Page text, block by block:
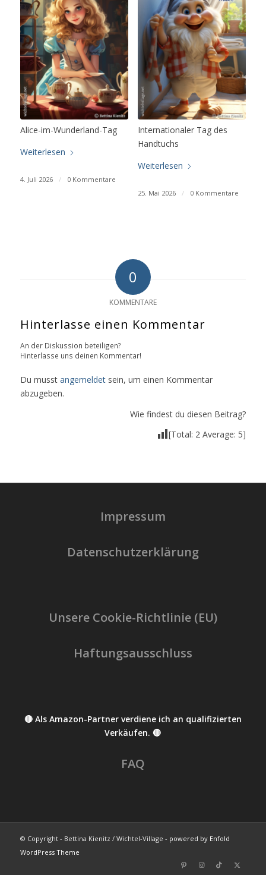
Alice-im-Wunderland-Tag
Weiterlesen
4. Juli 2026 / 0 Kommentare
Internationaler Tag des
Handtuchs
Weiterlesen
25. Mai 2026 / 0 Kommentare
0
KOMMENTARE
Hinterlasse einen Kommentar
An der Diskussion beteiligen?
Hinterlasse uns deinen Kommentar!
Du musst angemeldetsein, um einen Kommentar
abzugeben.
Wie findest du diesen Beitrag?
[Total: 2 Average: 5]
Impressum
Datenschutzerklärung
Unsere Cookie-Richtlinie (EU)
Haftungsausschluss
🔴 Als Amazon-Partner verdiene ich an qualifizierten
Verkäufen. 🔴
FAQ
© Copyright - Bettina Kienitz / Wichtel-Village - powered by Enfold
WordPress Theme